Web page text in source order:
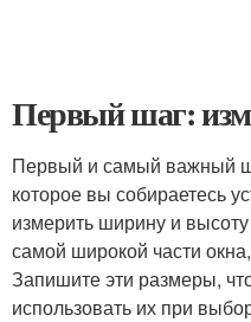
Первый шаг:
Первый и самый важный
которое вы собираетесь
измерить ширину и
самой широкой части
Запишите эти размеры,
использовать их при